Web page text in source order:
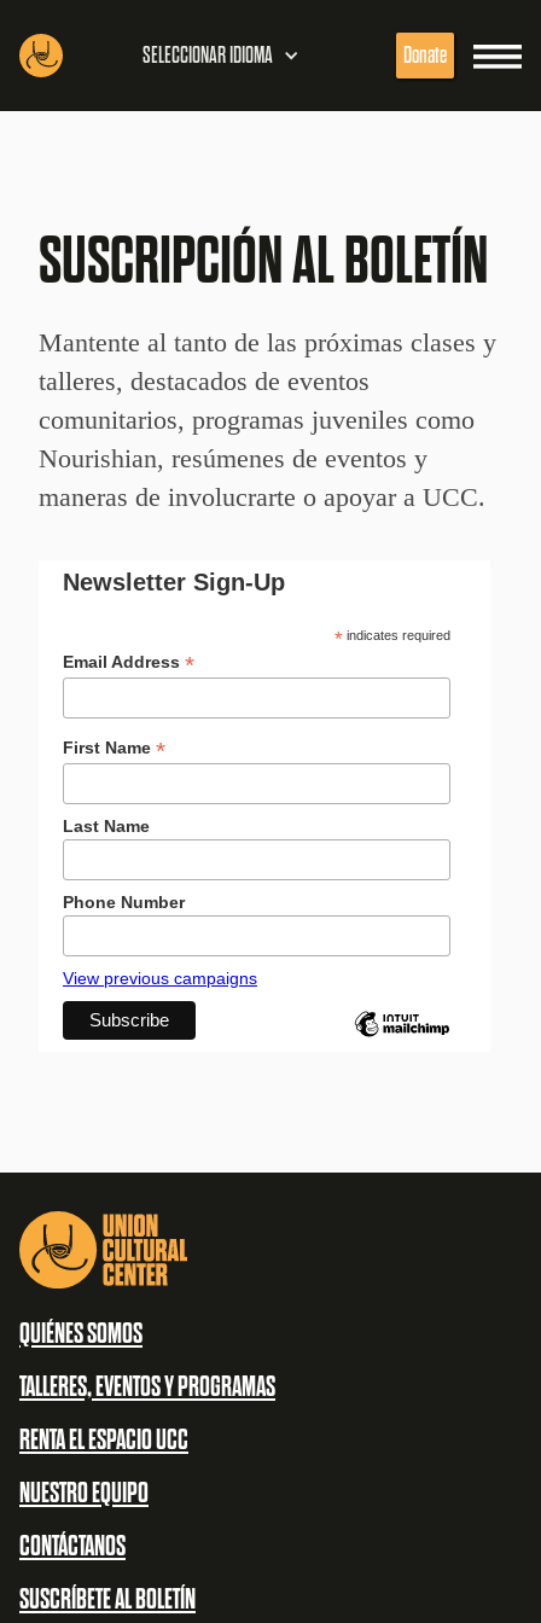
SELECCIONAR IDIOMA Donate
SUSCRIPCIÓN AL BOLETÍN
Mantente al tanto de las próximas clases y
talleres, destacados de eventos
comunitarios, programas juveniles como
Nourishian, resúmenes de eventos y
maneras de involucrarte o apoyar a UCC.
Newsletter Sign-Up
* indicates required
Email Address *
First Name *
Last Name
Phone Number
View previous campaigns
QUIÉNES SOMOS
TALLERES, EVENTOS Y PROGRAMAS
RENTA EL ESPACIO UCC
NUESTRO EQUIPO
CONTÁCTANOS
SUSCRÍBETE AL BOLETÍN